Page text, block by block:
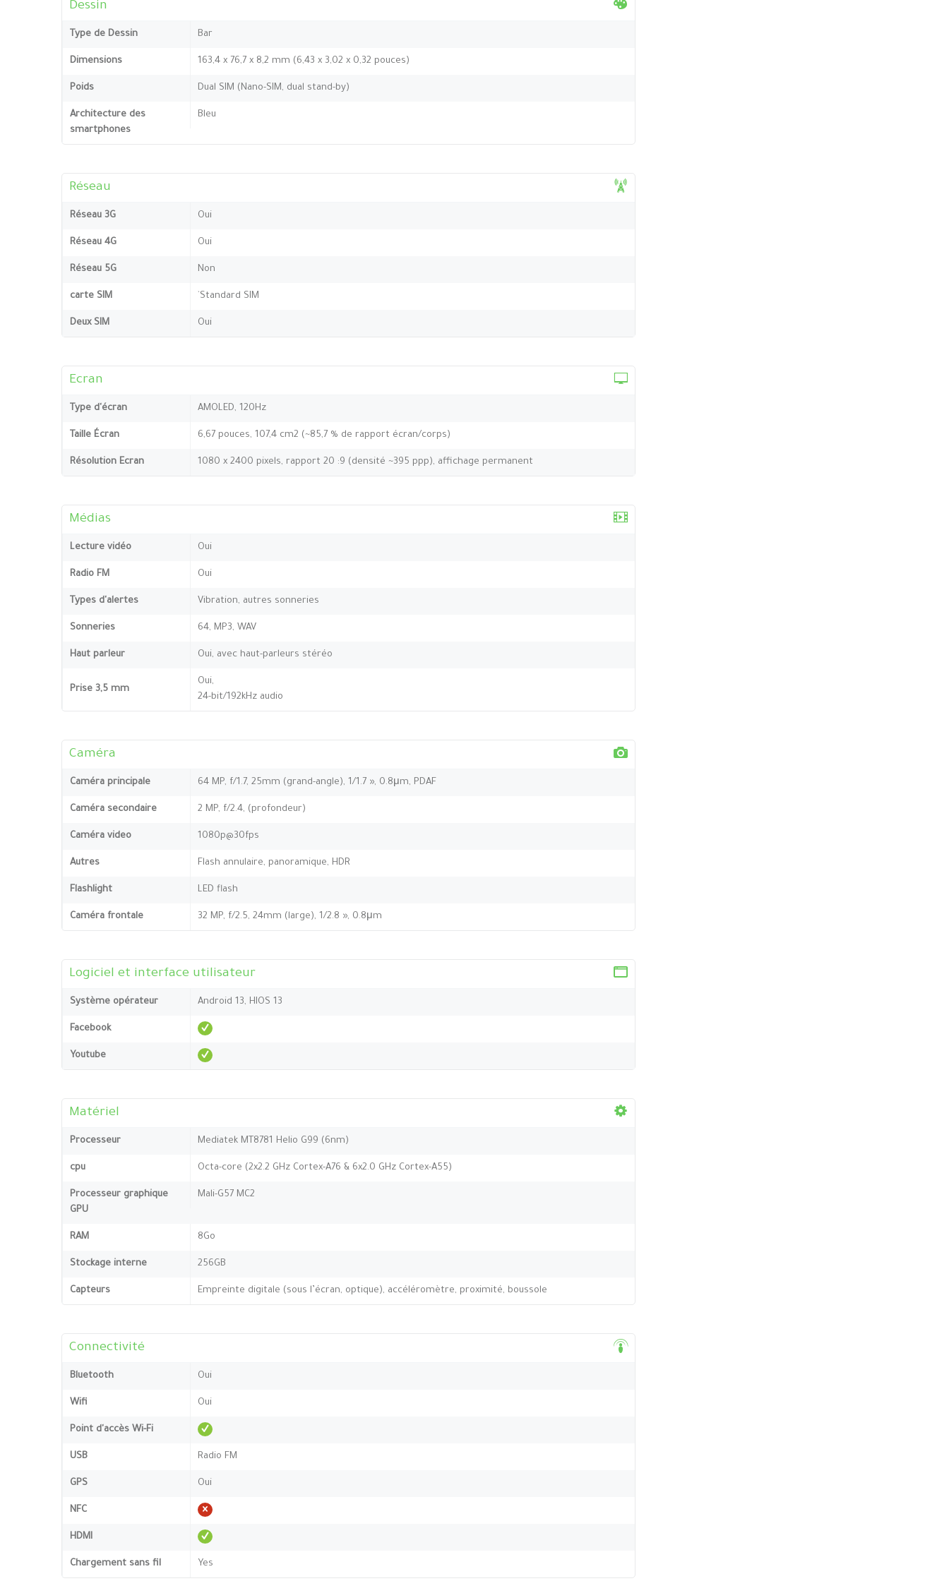
Dessin
Type de Dessin Bar
Dimensions 163,4 x 76,7 x 8,2 mm (6,43 x 3,02 x 0,32 pouces)
Poids Dual SIM (Nano-SIM, dual stand-by)
Architecture des
smartphones
Bleu
Réseau
Réseau 3G Oui
Réseau 4G Oui
Réseau 5G Non
carte SIM `Standard SIM
Deux SIM Oui
Ecran
Type d'écran AMOLED, 120Hz
Taille Écran 6,67 pouces, 107,4 cm2 (~85,7 % de rapport écran/corps)
Résolution Ecran 1080 x 2400 pixels, rapport 20 :9 (densité ~395 ppp), affichage permanent
Médias
Lecture vidéo Oui
Radio FM Oui
Types d'alertes Vibration, autres sonneries
Sonneries 64, MP3, WAV
Haut parleur Oui, avec haut-parleurs stéréo
Prise 3,5 mm
Oui,
24-bit/192kHz audio
Caméra
Caméra principale 64 MP, f/1.7, 25mm (grand-angle), 1/1.7 », 0.8μm, PDAF
Caméra secondaire 2 MP, f/2.4, (profondeur)
Caméra video 1080p@30fps
Autres Flash annulaire, panoramique, HDR
Flashlight LED flash
Caméra frontale 32 MP, f/2.5, 24mm (large), 1/2.8 », 0.8μm
Logiciel et interface utilisateur
Système opérateur Android 13, HIOS 13
Facebook
Youtube
Matériel
Processeur Mediatek MT8781 Helio G99 (6nm)
cpu Octa-core (2x2.2 GHz Cortex-A76 & 6x2.0 GHz Cortex-A55)
Processeur graphique
GPU
Mali-G57 MC2
RAM 8Go
Stockage interne 256GB
Capteurs Empreinte digitale (sous l’écran, optique), accéléromètre, proximité, boussole
Connectivité
Bluetooth Oui
Wifi Oui
Point d'accès Wi-Fi
USB Radio FM
GPS Oui
NFC
HDMI
Chargement sans fil Yes